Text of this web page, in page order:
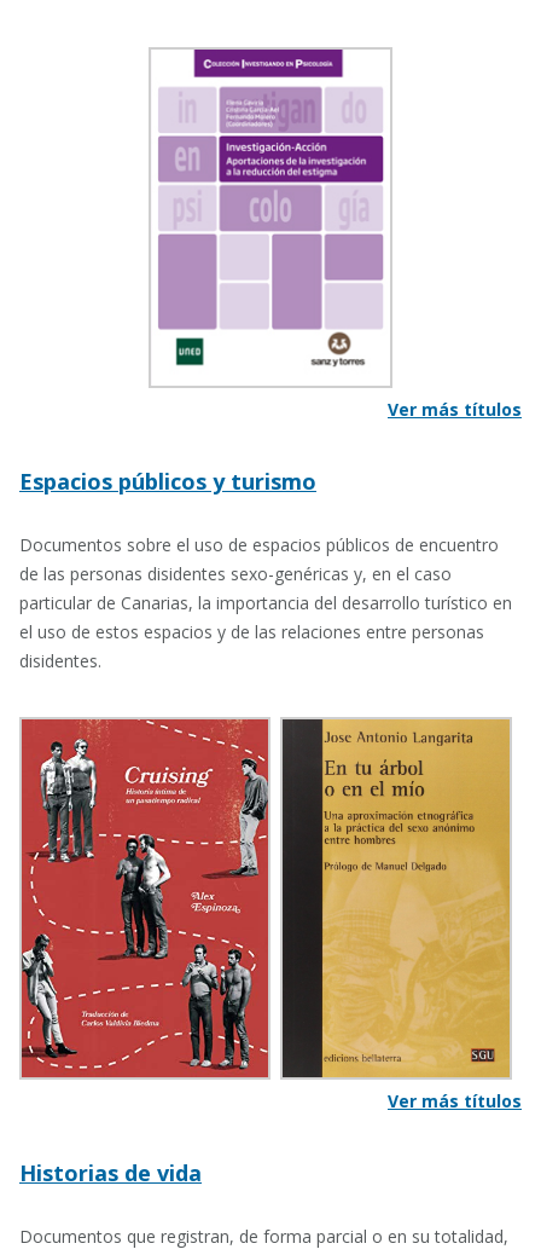
Ver más títulos
Espacios públicos y turismo
Documentos sobre el uso de espacios públicos de encuentro
de las personas disidentes sexo-genéricas y, en el caso
particular de Canarias, la importancia del desarrollo turístico en
el uso de estos espacios y de las relaciones entre personas
disidentes.
Ver más títulos
Historias de vida
Documentos que registran, de forma parcial o en su totalidad,